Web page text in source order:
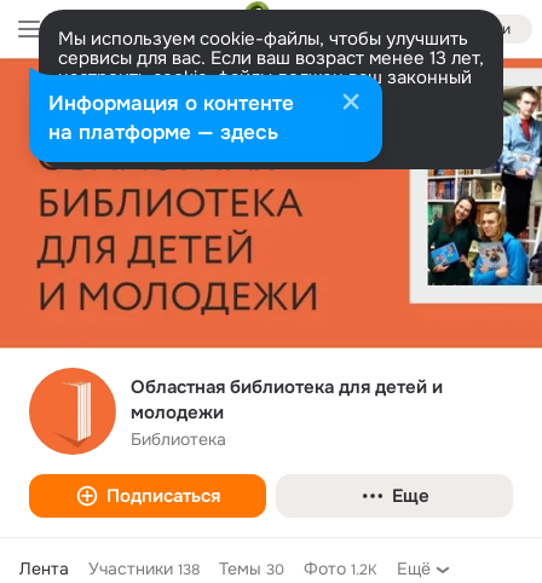
Войти
Мы используем cookie-файлы, чтобы улучшить
сервисы для вас. Если ваш возраст менее 13 лет,
настроить cookie-файлы должен ваш законный
представитель. Больше информации
Разрешить все Настроить
Областная библиотека для детей и
молодежи
Библиотека
Подписаться Еще
Лента Участники 138 Темы 30 Фото 1.2K Ещё
Информация о контенте
на платформе — здесь